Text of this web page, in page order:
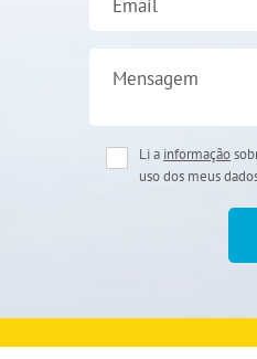
Email
Mensagem
Li a informação
uso dos meus